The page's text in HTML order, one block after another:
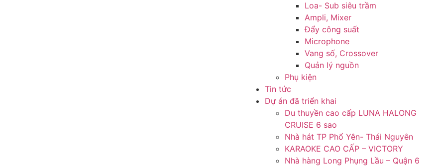
Loa- Sub siêu trầm
Ampli, Mixer
Đẩy công suất
Microphone
Vang số, Crossover
Quản lý nguồn
Phụ kiện
Tin tức
Dự án đã triển khai
Du thuyền cao cấp LUNA HALONG
CRUISE 6 sao
Nhà hát TP Phổ Yên- Thái Nguyên
KARAOKE CAO CẤP – VICTORY
Nhà hàng Long Phụng Lầu – Quận 6